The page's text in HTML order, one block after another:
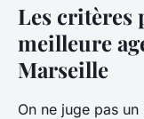
Les critères
meilleure
Marseille
On ne juge pas